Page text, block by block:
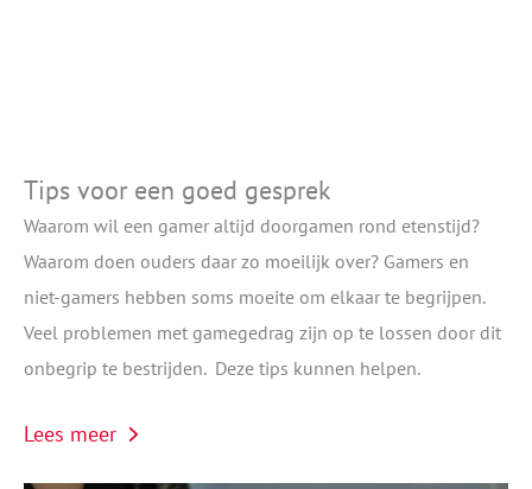
Tips voor een goed gesprek
Waarom wil een gamer altijd doorgamen rond etenstijd?
Waarom doen ouders daar zo moeilijk over? Gamers en
niet-gamers hebben soms moeite om elkaar te begrijpen.
Veel problemen met gamegedrag zijn op te lossen door dit
onbegrip te bestrijden. Deze tips kunnen helpen.
Lees meer